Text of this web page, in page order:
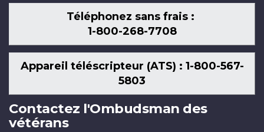
Téléphonez sans frais :
1-800-268-7708
Appareil téléscripteur (ATS) : 1-800-567-
5803
Contactez l'Ombudsman des
vétérans